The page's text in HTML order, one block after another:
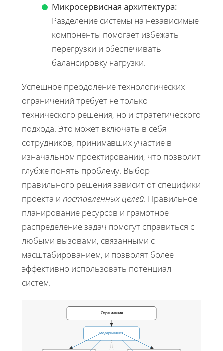
Микросервисная архитектура:
Разделение системы на независимые
компоненты помогает избежать
перегрузки и обеспечивать
балансировку нагрузки.
Успешное преодоление технологических
ограничений требует не только
технического решения, но и стратегического
подхода. Это может включать в себя
сотрудников, принимавших участие в
изначальном проектировании, что позволит
глубже понять проблему. Выбор
правильного решения зависит от специфики
проекта и поставленных целей. Правильное
планирование ресурсов и грамотное
распределение задач помогут справиться с
любыми вызовами, связанными с
масштабированием, и позволят более
эффективно использовать потенциал
систем.
Ограничения
Модернизация